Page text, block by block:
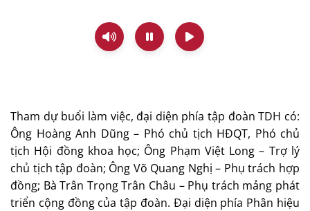
Tham dự buổi làm việc, đại diện phía tập đoàn TDH có:
Ông Hoàng Anh Dũng – Phó chủ tịch HĐQT, Phó chủ
tịch Hội đồng khoa học; Ông Phạm Việt Long – Trợ lý
chủ tịch tập đoàn; Ông Võ Quang Nghị – Phụ trách hợp
đồng; Bà Trân Trọng Trân Châu – Phụ trách mảng phát
triển cộng đồng của tập đoàn. Đại diện phía Phân hiệu